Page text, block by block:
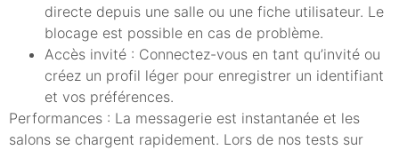
directe depuis une salle ou une fiche utilisateur. Le
blocage est possible en cas de problème.
Accès invité : Connectez-vous en tant qu’invité ou
créez un profil léger pour enregistrer un identifiant
et vos préférences.
Performances : La messagerie est instantanée et les
salons se chargent rapidement. Lors de nos tests sur